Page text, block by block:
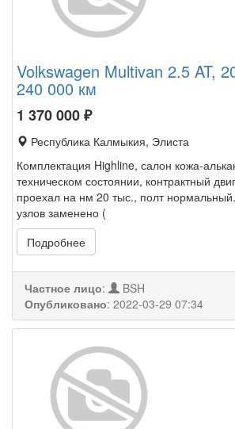
Volkswagen Multivan 2.5 AT,
240 000 км
1 370 000₽
Республика Калмыкия, Элиста
Комплектация Highline, салон кожа-
техническом состоянии, контрактный
проехал на нм 20 тыс., полт
узлов заменено (
Подробнее
Частное лицо:
BSH
Опубликовано: 2022-03-29 07:34